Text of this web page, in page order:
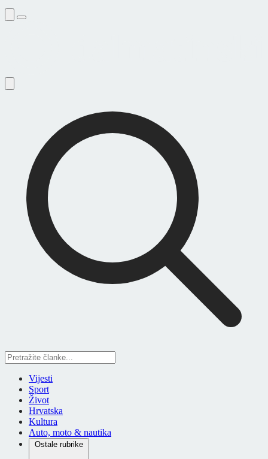
Vijesti
Sport
Život
Hrvatska
Kultura
Auto, moto & nautika
Ostale rubrike